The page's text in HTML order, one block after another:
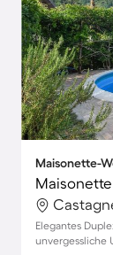
Maisonette-
Elegantes
unvergessliche